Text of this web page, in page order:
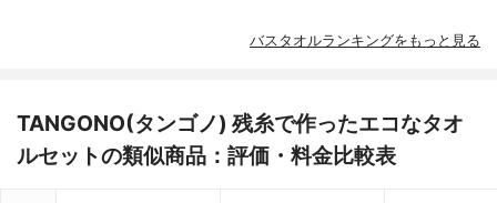
バスタオルランキングをもっと見る
TANGONO(タンゴノ) 残糸で作ったエコなタオ
ルセットの類似商品：評価・料金比較表